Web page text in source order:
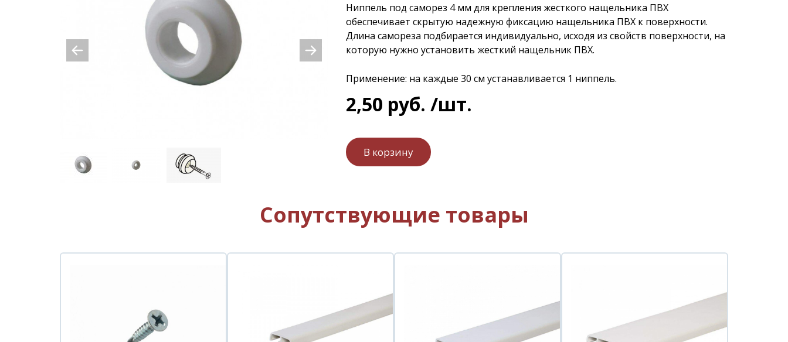
Ниппель под саморез 4 мм для крепления жесткого нащельника ПВХ
обеспечивает скрытую надежную фиксацию нащельника ПВХ к поверхности.
Длина самореза подбирается индивидуально, исходя из свойств поверхности, на
которую нужно установить жесткий нащельник ПВХ.
Применение: на каждые 30 см устанавливается 1 ниппель.
2,50 руб. /шт.
Сопутствующие товары